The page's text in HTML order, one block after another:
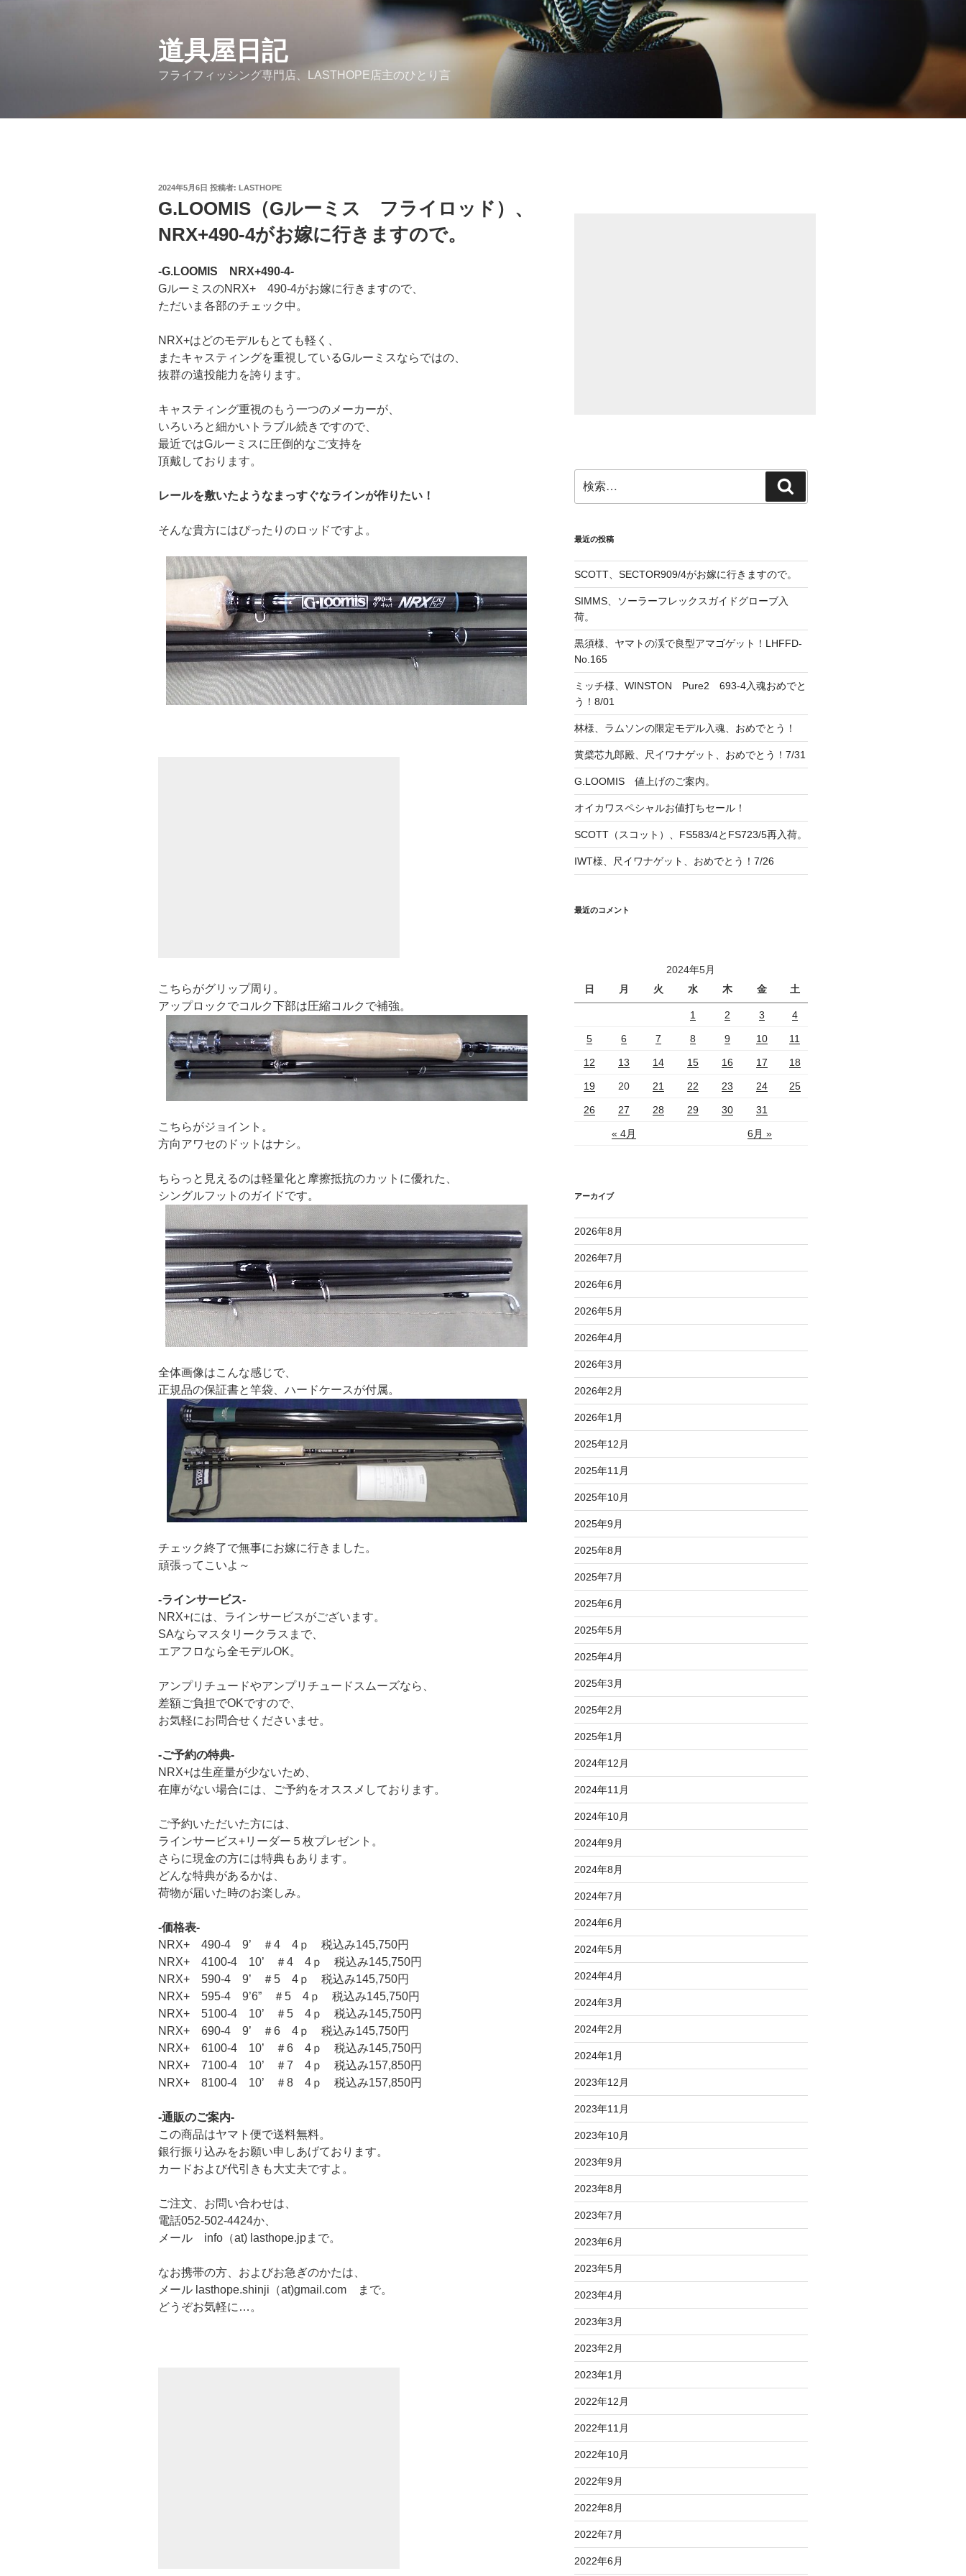
道具屋日記
フライフィッシング専門店、LASTHOPE店主のひとり言
投
日:
2024年5月6日 投稿者: LASTHOPE
G.LOOMIS（Gルーミス フライロッド）、
NRX+490-4がお嫁に行きますので。
-G.LOOMIS NRX+490-4-
GルーミスのNRX+ 490-4がお嫁に行きますので、
ただいま各部のチェック中。
NRX+はどのモデルもとても軽く、
またキャスティングを重視しているGルーミスならではの、
抜群の遠投能力を誇ります。
キャスティング重視のもう一つのメーカーが、
いろいろと細かいトラブル続きですので、
最近ではGルーミスに圧倒的なご支持を
頂戴しております。
レールを敷いたようなまっすぐなラインが作りたい！
そんな貴方にはぴったりのロッドですよ。
こちらがグリップ周り。
アップロックでコルク下部は圧縮コルクで補強。
こちらがジョイント。
方向アワセのドットはナシ。
ちらっと見えるのは軽量化と摩擦抵抗のカットに優れた、
シングルフットのガイドです。
全体画像はこんな感じで、
正規品の保証書と竿袋、ハードケースが付属。
チェック終了で無事にお嫁に行きました。
頑張ってこいよ～
-ラインサービス-
NRX+には、ラインサービスがございます。
SAならマスタリークラスまで、
エアフロなら全モデルOK。
アンプリチュードやアンプリチュードスムーズなら、
差額ご負担でOKですので、
お気軽にお問合せくださいませ。
-ご予約の特典-
NRX+は生産量が少ないため、
在庫がない場合には、ご予約をオススメしております。
ご予約いただいた方には、
ラインサービス+リーダー５枚プレゼント。
さらに現金の方には特典もあります。
どんな特典があるかは、
荷物が届いた時のお楽しみ。
-価格表-
NRX+ 490-4 9’ ＃4 4ｐ 税込み145,750円
NRX+ 4100-4 10’ ＃4 4ｐ 税込み145,750円
NRX+ 590-4 9’ ＃5 4ｐ 税込み145,750円
NRX+ 595-4 9’6” ＃5 4ｐ 税込み145,750円
NRX+ 5100-4 10’ ＃5 4ｐ 税込み145,750円
NRX+ 690-4 9’ ＃6 4ｐ 税込み145,750円
NRX+ 6100-4 10’ ＃6 4ｐ 税込み145,750円
NRX+ 7100-4 10’ ＃7 4ｐ 税込み157,850円
NRX+ 8100-4 10’ ＃8 4ｐ 税込み157,850円
-通販のご案内-
この商品はヤマト便で送料無料。
銀行振り込みをお願い申しあげております。
カードおよび代引きも大丈夫ですよ。
ご注文、お問い合わせは、
電話052-502-4424か、
メール info（at) lasthope.jpまで。
なお携帯の方、およびお急ぎのかたは、
メール lasthope.shinji（at)gmail.com まで。
どうぞお気軽に…。
索:
索
最近の投稿
SCOTT、SECTOR909/4がお嫁に行きますので。
SIMMS、ソーラーフレックスガイドグローブ入
荷。
黒須様、ヤマトの渓で良型アマゴゲット！LHFFD-
No.165
ミッチ様、WINSTON Pure2 693-4入魂おめでと
う！8/01
林様、ラムソンの限定モデル入魂、おめでとう！
黄檗芯九郎殿、尺イワナゲット、おめでとう！7/31
G.LOOMIS 値上げのご案内。
オイカワスペシャルお値打ちセール！
SCOTT（スコット）、FS583/4とFS723/5再入荷。
IWT様、尺イワナゲット、おめでとう！7/26
最近のコメント
2024年5月
日
月 火 水 木 金 土
« 4月 6月 »
1 2 3 4
5 6 7 8 9 10 11
12 13 14 15 16 17 18
19 20 21 22 23 24 25
26 27 28 29 30 31
アーカイブ
2026年8月
2026年7月
2026年6月
2026年5月
2026年4月
2026年3月
2026年2月
2026年1月
2025年12月
2025年11月
2025年10月
2025年9月
2025年8月
2025年7月
2025年6月
2025年5月
2025年4月
2025年3月
2025年2月
2025年1月
2024年12月
2024年11月
2024年10月
2024年9月
2024年8月
2024年7月
2024年6月
2024年5月
2024年4月
2024年3月
2024年2月
2024年1月
2023年12月
2023年11月
2023年10月
2023年9月
2023年8月
2023年7月
2023年6月
2023年5月
2023年4月
2023年3月
2023年2月
2023年1月
2022年12月
2022年11月
2022年10月
2022年9月
2022年8月
2022年7月
2022年6月